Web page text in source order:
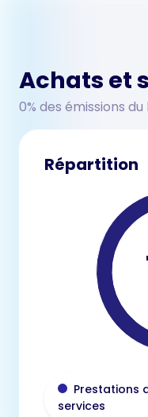
Achats et
0% des émissions du
Répartition
Prestations
services